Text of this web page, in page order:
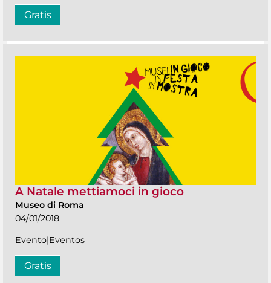
Gratis
A Natale mettiamoci in gioco
Museo di Roma
04/01/2018
Evento|Eventos
Gratis